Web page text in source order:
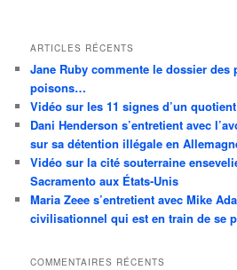
ARTICLES RÉCENTS
Jane Ruby commente le dossier des
poisons…
Vidéo sur les 11 signes d’un
Dani Henderson s’entretient avec
sur sa détention illégale en
Vidéo sur la cité souterraine
Sacramento aux États-Unis
Maria Zeee s’entretient avec Mike
civilisationnel qui est en train de se
COMMENTAIRES RÉCENTS